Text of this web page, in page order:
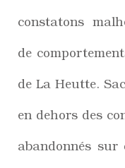
constatons
de
de La Heutte.
en dehors des
abandonnés